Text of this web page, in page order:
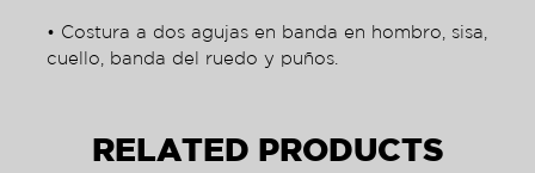
• Costura a dos agujas en banda en hombro, sisa,
cuello, banda del ruedo y puños.
RELATED PRODUCTS